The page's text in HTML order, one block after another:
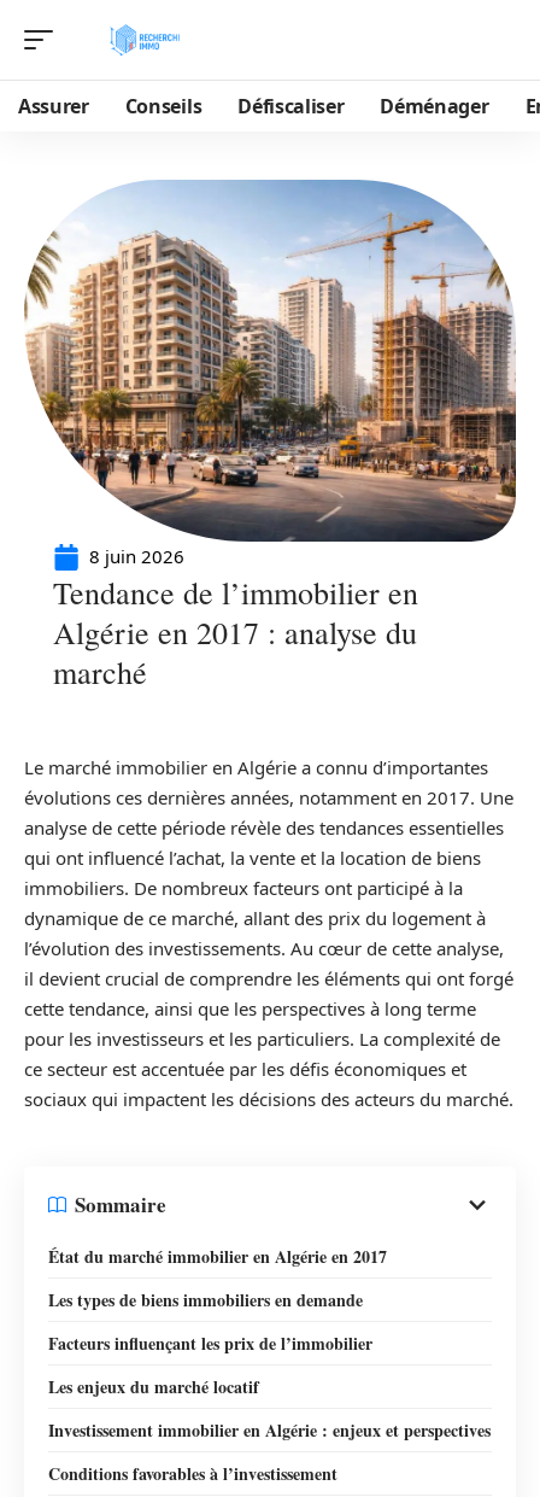
Assurer Conseils Défiscaliser Déménager
8 juin 2026
Tendance de l’immobilier en
Algérie en 2017 : analyse du
marché
Le marché immobilier en Algérie a connu d’importantes
évolutions ces dernières années, notamment en 2017. Une
analyse de cette période révèle des tendances essentielles
qui ont influencé l’achat, la vente et la location de biens
immobiliers. De nombreux facteurs ont participé à la
dynamique de ce marché, allant des prix du logement à
l’évolution des investissements. Au cœur de cette analyse,
il devient crucial de comprendre les éléments qui ont forgé
cette tendance, ainsi que les perspectives à long terme
pour les investisseurs et les particuliers. La complexité de
ce secteur est accentuée par les défis économiques et
sociaux qui impactent les décisions des acteurs du marché.
Sommaire
État du marché immobilier en Algérie en 2017
Les types de biens immobiliers en demande
Facteurs influençant les prix de l’immobilier
Les enjeux du marché locatif
Investissement immobilier en Algérie : enjeux et perspectives
Conditions favorables à l’investissement